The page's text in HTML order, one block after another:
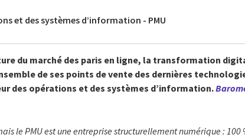
et des systèmes d’information - PMU
du marché des paris en ligne, la transformation
de ses points de vente des dernières
des opérations et des systèmes d’information.
le PMU est une entreprise structurellement numérique : 100